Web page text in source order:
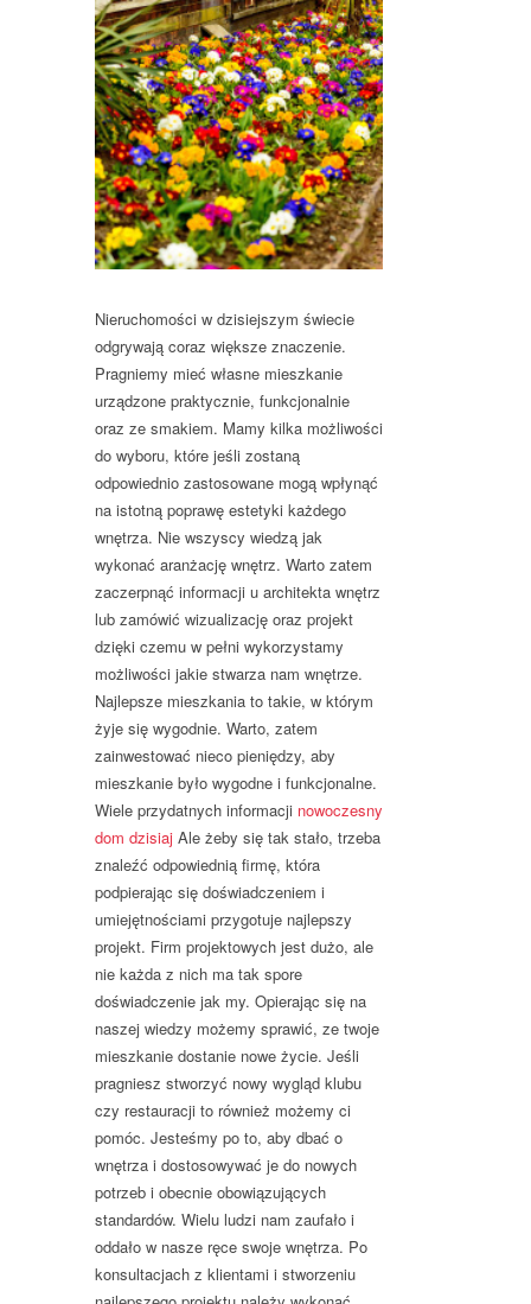
Nieruchomości w dzisiejszym świecie
odgrywają coraz większe znaczenie.
Pragniemy mieć własne mieszkanie
urządzone praktycznie, funkcjonalnie
oraz ze smakiem. Mamy kilka możliwości
do wyboru, które jeśli zostaną
odpowiednio zastosowane mogą wpłynąć
na istotną poprawę estetyki każdego
wnętrza. Nie wszyscy wiedzą jak
wykonać aranżację wnętrz. Warto zatem
zaczerpnąć informacji u architekta wnętrz
lub zamówić wizualizację oraz projekt
dzięki czemu w pełni wykorzystamy
możliwości jakie stwarza nam wnętrze.
Najlepsze mieszkania to takie, w którym
żyje się wygodnie. Warto, zatem
zainwestować nieco pieniędzy, aby
mieszkanie było wygodne i funkcjonalne.
Wiele przydatnych informacji nowoczesny
dom dzisiaj Ale żeby się tak stało, trzeba
znaleźć odpowiednią firmę, która
podpierając się doświadczeniem i
umiejętnościami przygotuje najlepszy
projekt. Firm projektowych jest dużo, ale
nie każda z nich ma tak spore
doświadczenie jak my. Opierając się na
naszej wiedzy możemy sprawić, ze twoje
mieszkanie dostanie nowe życie. Jeśli
pragniesz stworzyć nowy wygląd klubu
czy restauracji to również możemy ci
pomóc. Jesteśmy po to, aby dbać o
wnętrza i dostosowywać je do nowych
potrzeb i obecnie obowiązujących
standardów. Wielu ludzi nam zaufało i
oddało w nasze ręce swoje wnętrza. Po
konsultacjach z klientami i stworzeniu